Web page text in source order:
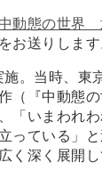
中動態の世界
お送りします
。当時、東
（『中動態
「いまわれ
っている」
く深く展開